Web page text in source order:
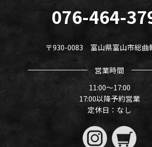
076-464-
〒930-0083 富山県富山市総曲
営業時間
11:00〜17:00
17:00以降予約営業
定休日：なし